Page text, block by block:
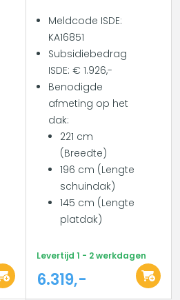
Meldcode ISDE:
KA16851
Subsidiebedrag
ISDE: € 1.926,-
Benodigde
afmeting op het
dak:
221 cm
(Breedte)
196 cm (Lengte
schuindak)
145 cm (Lengte
platdak)
Levertijd 1 - 2 werkdagen
6.319,-